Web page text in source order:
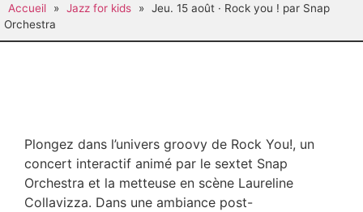
Accueil » Jazz for kids »
Jeu. 15 août · Rock you ! par Snap
Orchestra
Plongez dans l’univers groovy de Rock You!, un
concert interactif animé par le sextet Snap
Orchestra et la metteuse en scène Laureline
Collavizza. Dans une ambiance post-